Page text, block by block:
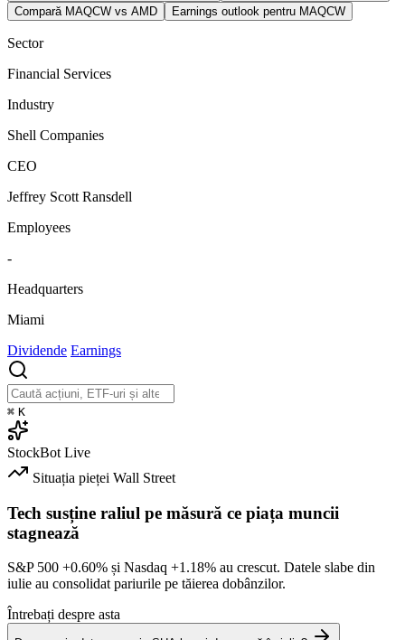
Compară MAQCW vs AMD
Earnings outlook pentru MAQCW
Sector
Financial Services
Industry
Shell Companies
CEO
Jeffrey Scott Ransdell
Employees
-
Headquarters
Miami
Dividende Earnings
⌘ K
StockBot Live
Situația pieței Wall Street
Tech susține raliul pe măsură ce piața muncii
stagnează
S&P 500 +0.60% și Nasdaq +1.18% au crescut. Datele slabe din
iulie au consolidat pariurile pe tăierea dobânzilor.
Întrebați despre asta